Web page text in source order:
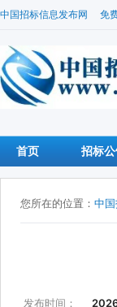
中国招标信息发布网 免
首页 招标
您所在的位置： 中
发布时间：